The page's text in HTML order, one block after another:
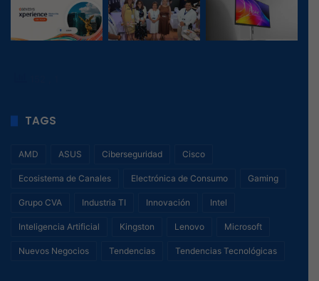
TAGS
AMD ASUS Ciberseguridad Cisco
Ecosistema de Canales Electrónica de Consumo Gaming
Grupo CVA Industria TI Innovación Intel
Inteligencia Artificial Kingston Lenovo Microsoft
Nuevos Negocios Tendencias Tendencias Tecnológicas